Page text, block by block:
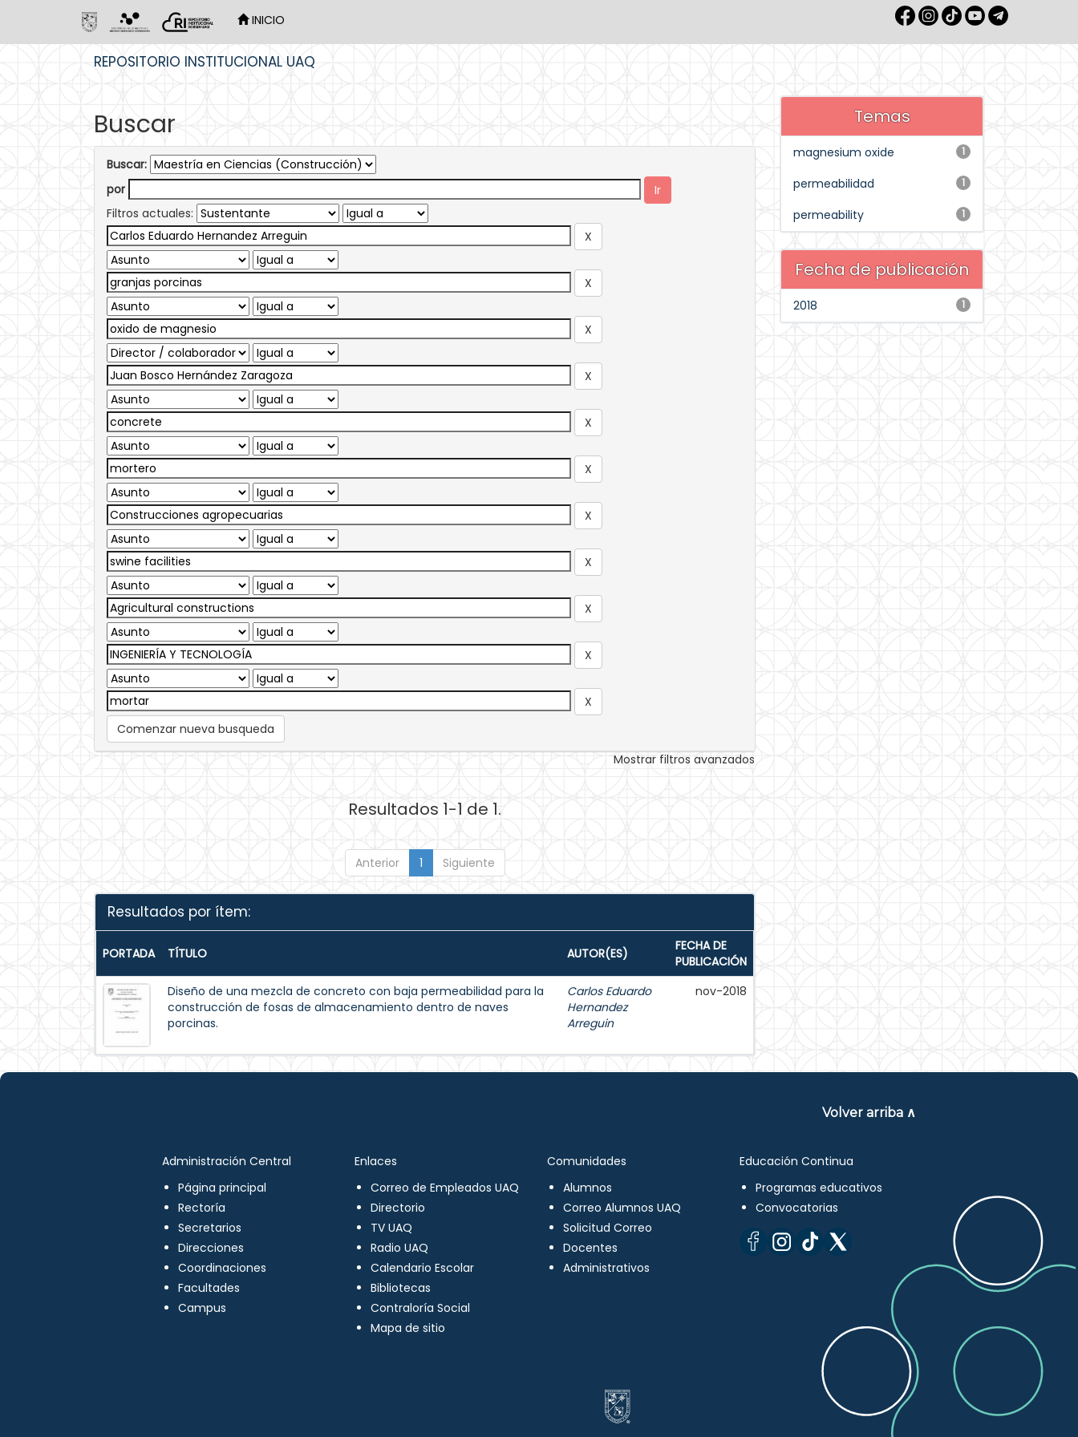
INICIO
REPOSITORIO INSTITUCIONAL UAQ
Buscar
Buscar:
por
Filtros actuales:
Comenzar nueva busqueda
Mostrar filtros avanzados
Resultados 1-1 de 1.
Anterior 1 Siguiente
Resultados por ítem:
PORTADA TÍTULO AUTOR(ES)
FECHA DE
PUBLICACIÓN
Diseño de una mezcla de concreto con baja permeabilidad para la
construcción de fosas de almacenamiento dentro de naves
porcinas.
Carlos Eduardo
Hernandez
Arreguin
nov-2018
Temas
1
magnesium oxide
1
permeabilidad
1
permeability
Fecha de publicación
1
2018
Volver arriba ∧
Administración Central
Página principal
Rectoría
Secretarios
Direcciones
Coordinaciones
Facultades
Campus
Enlaces
Correo de Empleados UAQ
Directorio
TV UAQ
Radio UAQ
Calendario Escolar
Bibliotecas
Contraloría Social
Mapa de sitio
Comunidades
Alumnos
Correo Alumnos UAQ
Solicitud Correo
Docentes
Administrativos
Educación Continua
Programas educativos
Convocatorias